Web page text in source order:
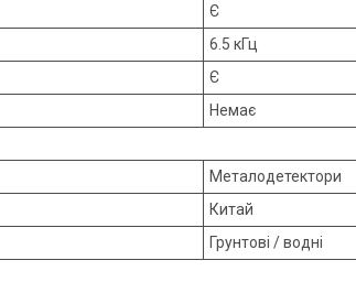
Є
6.5 кГц
Є
Немає
Металодетектори
Китай
Грунтові / водні